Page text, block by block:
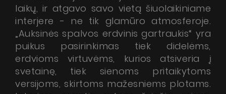
laikų, ir atgavo savo vietą šiuolaikiniame
interjere - ne tik glamūro atmosferoje.
„Auksinės spalvos erdvinis gartraukis“ yra
puikus pasirinkimas tiek didelėms,
erdvioms virtuvėms, kurios atsiveria į
svetainę, tiek sienoms pritaikytoms
versijoms, skirtoms mažesniems plotams.